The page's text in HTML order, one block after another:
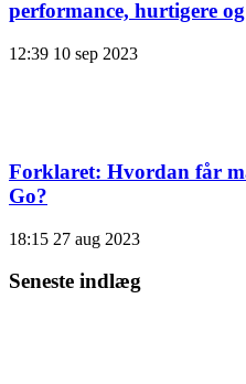
performance, hurtigere
12:39 10 sep 2023
Forklaret: Hvordan får
Go?
18:15 27 aug 2023
Seneste indlæg